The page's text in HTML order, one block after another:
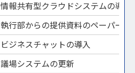
情報共有型クラウドシステムの導入
執行部からの提供資料のペーパーレ
ビジネスチャットの導入
議場システムの更新